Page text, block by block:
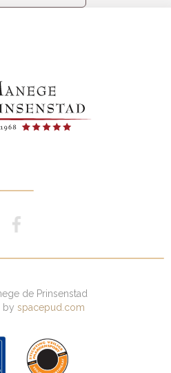
de Prinsenstad
by spacepud.com